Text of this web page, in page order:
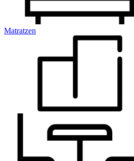
Matratzen